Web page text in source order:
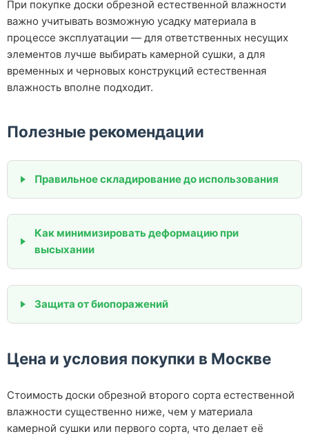
При покупке доски обрезной естественной влажности
важно учитывать возможную усадку материала в
процессе эксплуатации — для ответственных несущих
элементов лучше выбирать камерной сушки, а для
временных и черновых конструкций естественная
влажность вполне подходит.
Полезные рекомендации
Правильное складирование до использования
Как минимизировать деформацию при
высыхании
Защита от биопоражений
Цена и условия покупки в Москве
Стоимость доски обрезной второго сорта естественной
влажности существенно ниже, чем у материала
камерной сушки или первого сорта, что делает её